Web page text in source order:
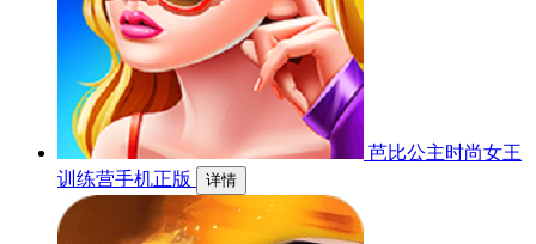
芭比公主时尚女王
训练营手机正版
详情